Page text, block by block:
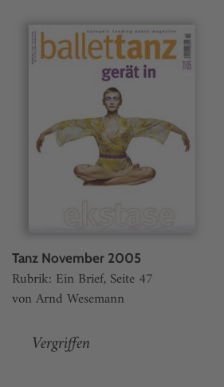
Tanz November 2005
Rubrik: Ein Brief, Seite 47
von Arnd Wesemann
Vergriffen